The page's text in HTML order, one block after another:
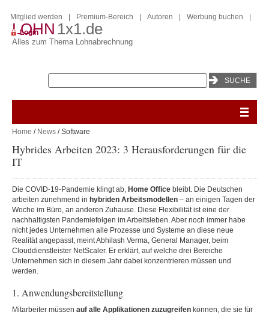
LOHN 1x1.de
Alles zum Thema Lohnabrechnung
Mitglied werden Premium-Bereich Autoren Werbung buchen
Login
Home / News / Software
Hybrides Arbeiten 2023: 3 Herausforderungen für die
IT
Die COVID-19-Pandemie klingt ab, Home Office bleibt. Die Deutschen
arbeiten zunehmend in hybriden Arbeitsmodellen – an einigen Tagen der
Woche im Büro, an anderen Zuhause. Diese Flexibilität ist eine der
nachhaltigsten Pandemiefolgen im Arbeitsleben. Aber noch immer habe
nicht jedes Unternehmen alle Prozesse und Systeme an diese neue
Realität angepasst, meint Abhilash Verma, General Manager, beim
Clouddienstleister NetScaler. Er erklärt, auf welche drei Bereiche
Unternehmen sich in diesem Jahr dabei konzentrieren müssen und
werden.
1. Anwendungsbereitstellung
Mitarbeiter müssen auf alle Applikationen zuzugreifen können, die sie für